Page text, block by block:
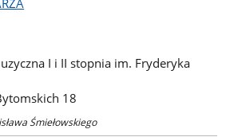
I i II stopnia im. Fryderyka
18
Śmiełowskiego